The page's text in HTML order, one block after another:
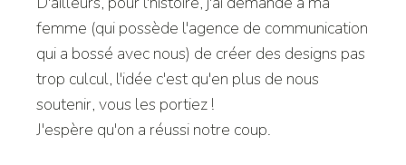
femme (qui possède l'agence de communication
qui a bossé avec nous) de créer des designs pas
trop culcul, l'idée c'est qu'en plus de nous
soutenir, vous les portiez !
J'espère qu'on a réussi notre coup.